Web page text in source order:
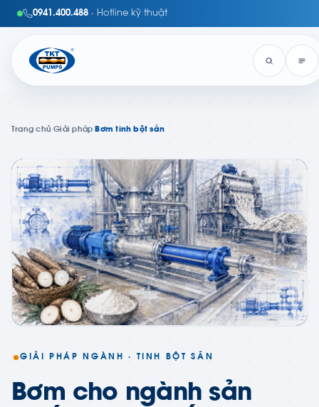
0941.400.488 · Hotline kỹ thuật
Trang chủ ›Giải pháp Bơm tinh bột sắn
GIẢI PHÁP NGÀNH · TINH BỘT SẮN
Bơm cho ngành sản